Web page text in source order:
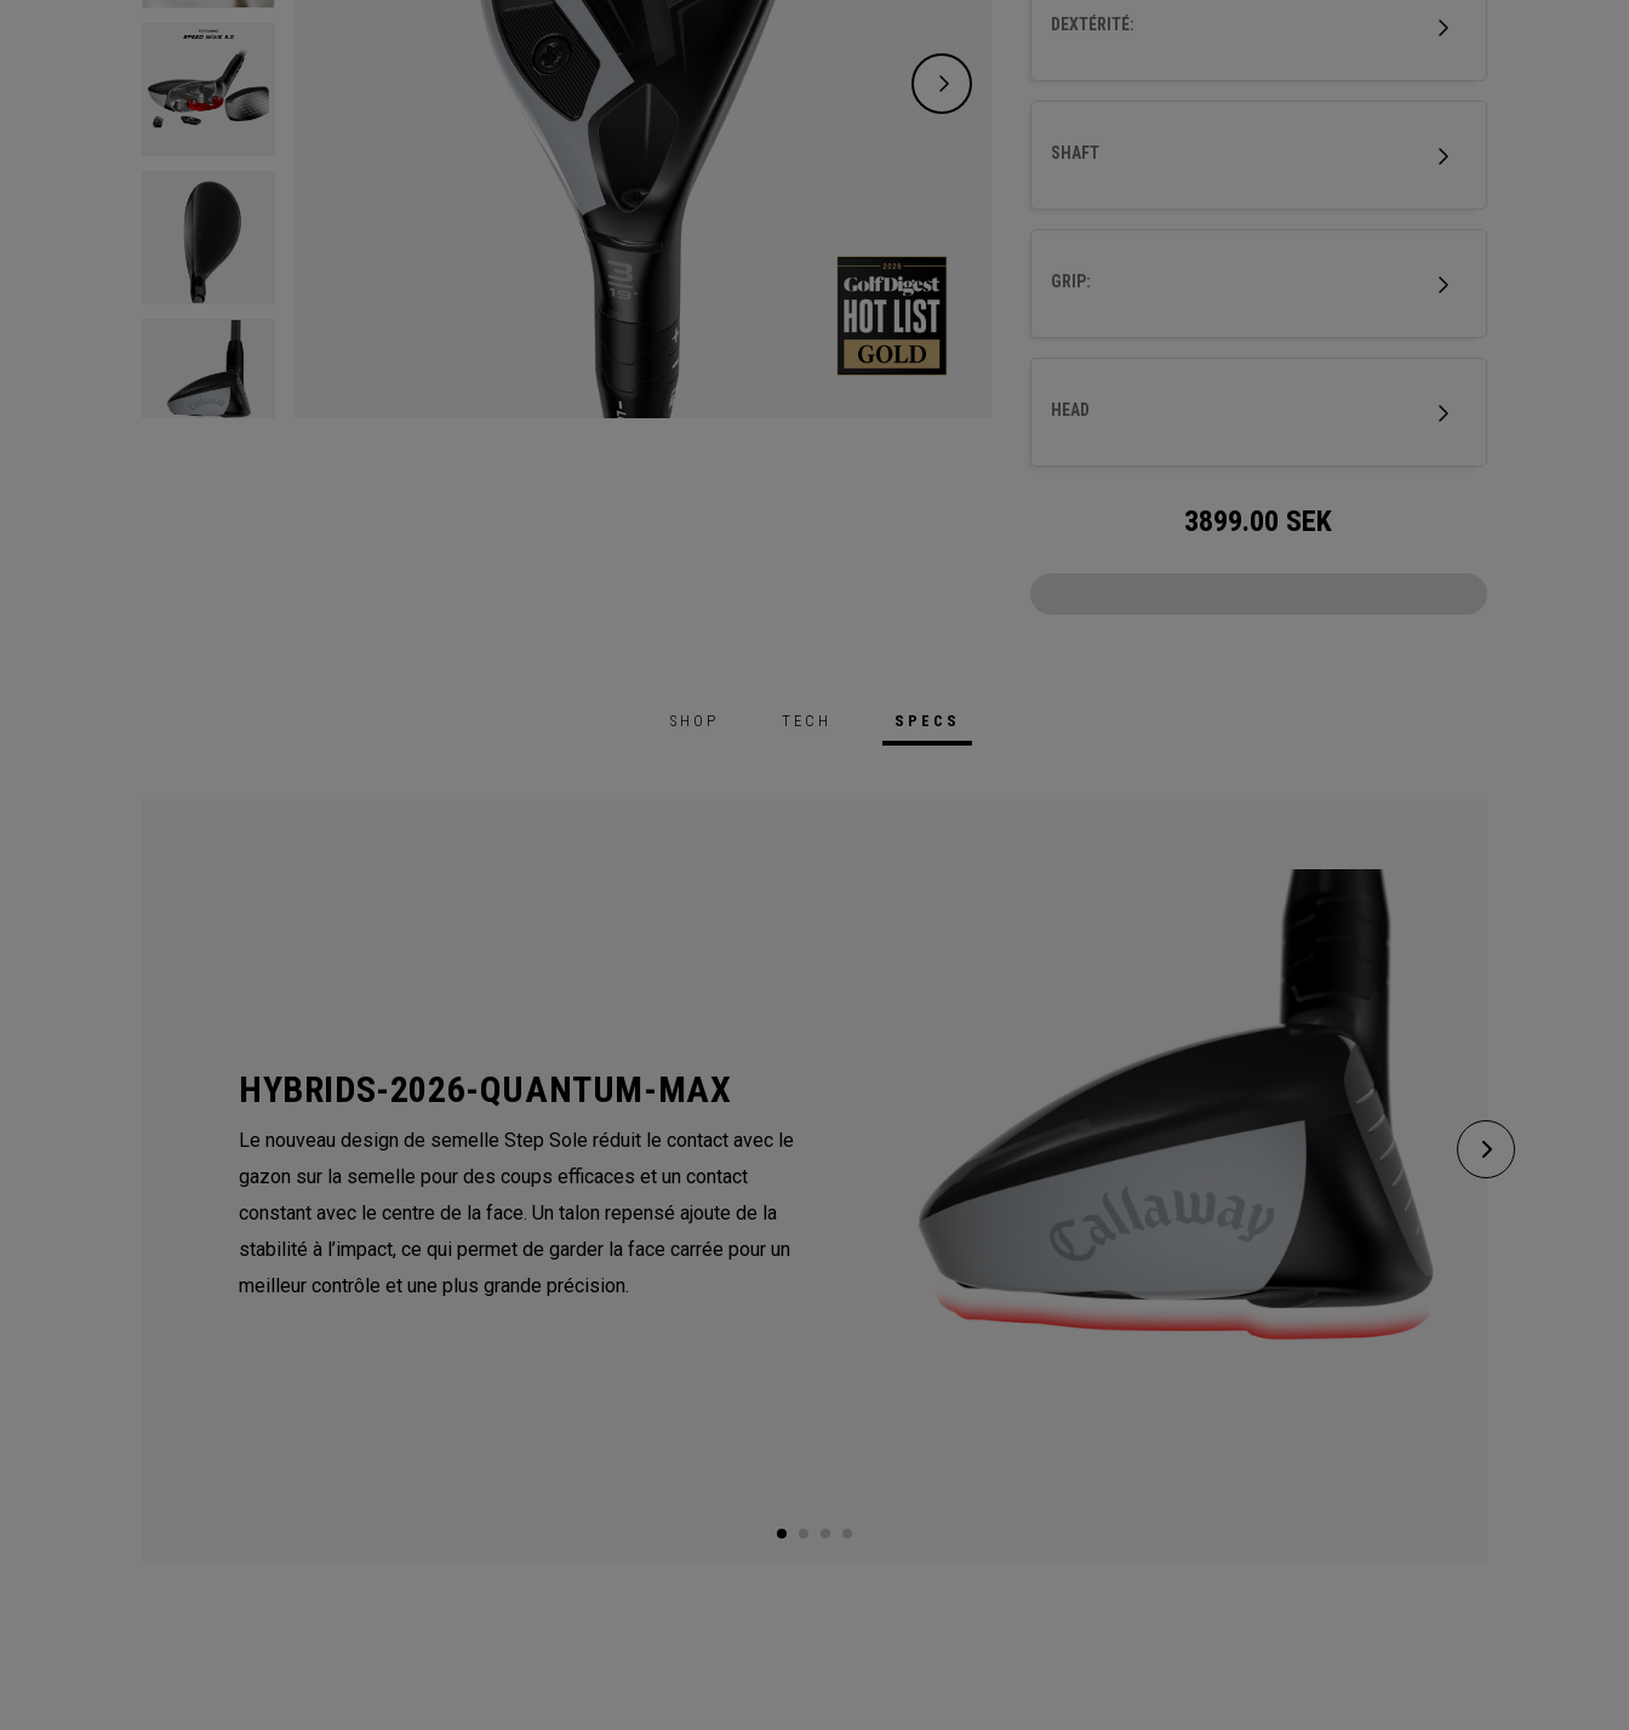
et de contrôle de coup, ce qui en fait un choix fiable
DEXTÉRITÉ:
SHAFT
GRIP:
HEAD
3899.00 SEK
SHOP TECH SPECS
HYBRIDS-2026-QUANTUM-MAX
Le nouveau design de semelle Step Sole réduit le contact avec le
gazon sur la semelle pour des coups efficaces et un contact
constant avec le centre de la face. Un talon repensé ajoute de la
stabilité à l’impact, ce qui permet de garder la face carrée pour un
meilleur contrôle et une plus grande précision.